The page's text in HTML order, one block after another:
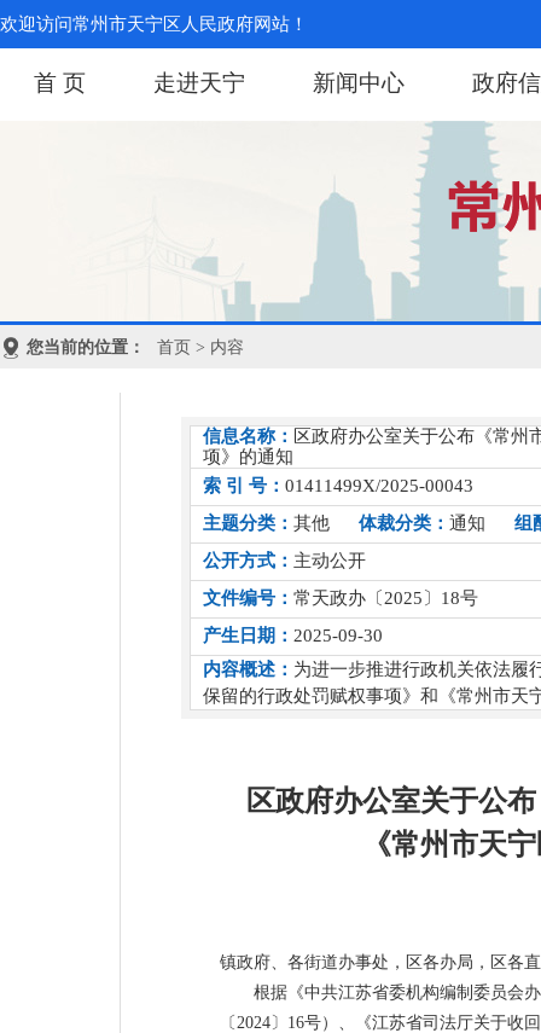
欢迎访问常州市天宁区人民政府网站！
首 页 走进天宁 新闻中心 政府
您当前的位置： 首页 > 内容
信息名称： 区政府办公室关于公布《常州
项》的通知
索 引 号： 01411499X/2025-00043
主题分类： 其他 体裁分类： 通知
组
公开方式： 主动公开
文件编号： 常天政办〔2025〕18号
产生日期： 2025-09-30
内容概述： 为进一步推进行政机关依法履
保留的行政处罚赋权事项》和《常州市天
区政府办公室关于公
《常州市天
镇政府、各街道办事处，区各办局，区各
根据《中共江苏省委机构编制委员会
〔2024〕16号）、《江苏省司法厅关于